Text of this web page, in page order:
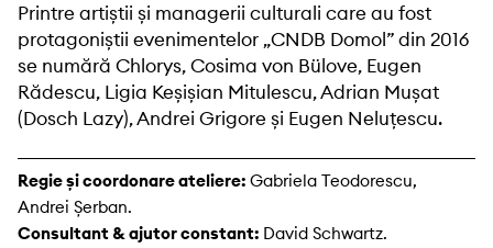
Printre artiștii și managerii culturali care au fost
protagoniștii evenimentelor „CNDB Domol” din 2016
se numără Chlorys, Cosima von Bülove, Eugen
Rădescu, Ligia Keșișian Mitulescu, Adrian Mușat
(Dosch Lazy), Andrei Grigore și Eugen Neluțescu.
Regie și coordonare ateliere: Gabriela Teodorescu,
Andrei Șerban.
Consultant & ajutor constant: David Schwartz.